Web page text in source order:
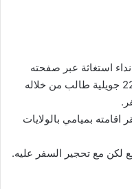
استغاثة عبر صفحته
الرسمية على فايسبوك اليوم الخميس 22 جويلية طالب من خلاله
بميامي بالولايات
لكن مع تحجير السفر عليه.